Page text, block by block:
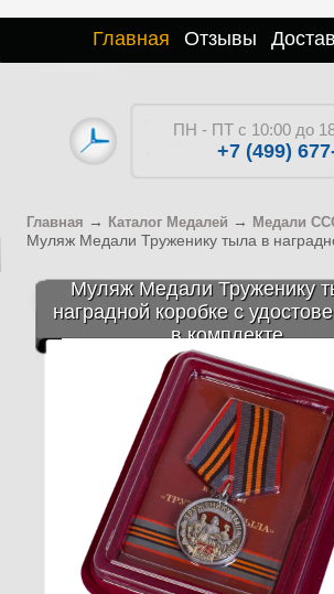
Главная Отзывы
ПН - ПТ с 10:00 до
+7 (499)
Главная → Каталог Медалей → Медали
Муляж Медали Труженику тыла в
Муляж Медали Труженику
наградной коробке с
в комплекте